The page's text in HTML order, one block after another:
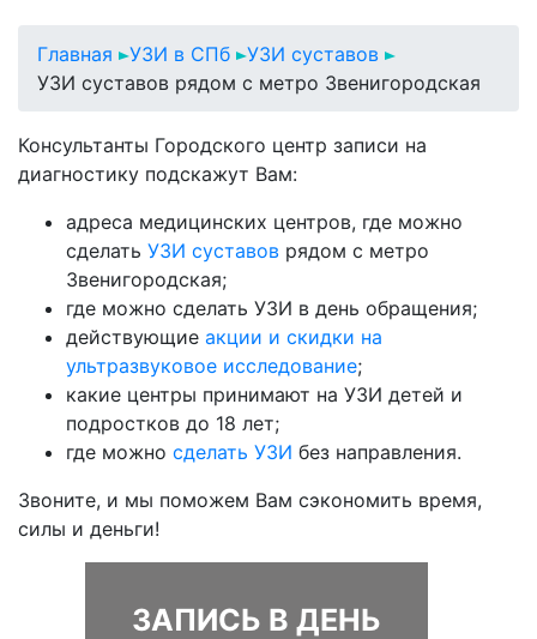
Главная УЗИ в СПб
УЗИ суставов
УЗИ суставов рядом с метро Звенигородская
Консультанты Городского центр записи на
диагностику подскажут Вам:
адреса медицинских центров, где можно
сделать УЗИ суставов рядом с метро
Звенигородская;
где можно сделать УЗИ в день обращения;
действующие акции и скидки на
ультразвуковое исследование;
какие центры принимают на УЗИ детей и
подростков до 18 лет;
где можно сделать УЗИ без направления.
Звоните, и мы поможем Вам сэкономить время,
силы и деньги!
ЗАПИСЬ В ДЕНЬ